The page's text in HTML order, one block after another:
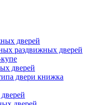
дверей
раздвижных дверей
дверей
двери книжка